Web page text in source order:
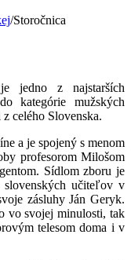
/Storočnica
jedno z najstarších
kategórie mužských
celého Slovenska.
a je spojený s menom
profesorom Milošom
Sídlom zboru je
slovenských učiteľov v
zásluhy Ján Geryk.
vo svojej minulosti, tak
telesom doma i v